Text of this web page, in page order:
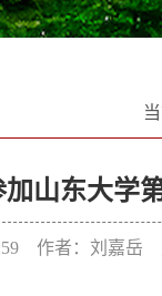
山东大学
作者：刘嘉岳